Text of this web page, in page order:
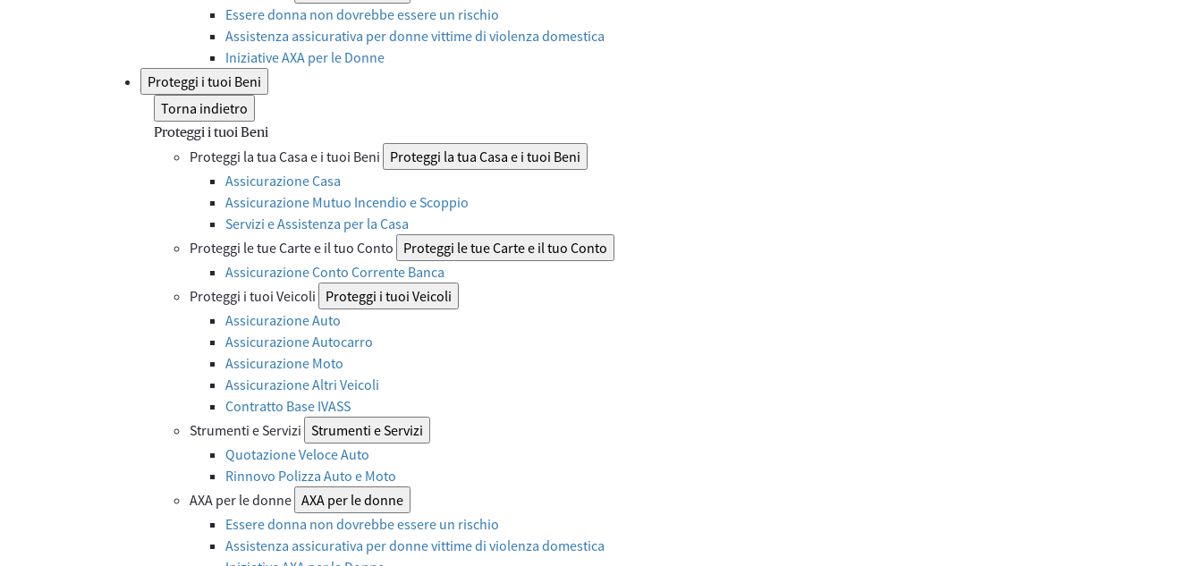
Essere donna non dovrebbe essere un rischio
Assistenza assicurativa per donne vittime di violenza domestica
Iniziative AXA per le Donne
Proteggi i tuoi Beni
Torna indietro
Proteggi i tuoi Beni
Proteggi la tua Casa e i tuoi Beni
Proteggi la tua Casa e i tuoi Beni
Assicurazione Casa
Assicurazione Mutuo Incendio e Scoppio
Servizi e Assistenza per la Casa
Proteggi le tue Carte e il tuo Conto
Proteggi le tue Carte e il tuo Conto
Assicurazione Conto Corrente Banca
Proteggi i tuoi Veicoli
Proteggi i tuoi Veicoli
Assicurazione Auto
Assicurazione Autocarro
Assicurazione Moto
Assicurazione Altri Veicoli
Contratto Base IVASS
Strumenti e Servizi Strumenti e Servizi
Quotazione Veloce Auto
Rinnovo Polizza Auto e Moto
AXA per le donne AXA per le donne
Essere donna non dovrebbe essere un rischio
Assistenza assicurativa per donne vittime di violenza domestica